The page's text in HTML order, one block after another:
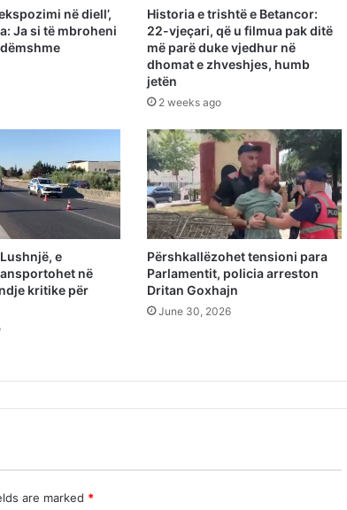
në diell’,
Ja si të mbroheni
Historia e trishtë e Betancor:
22-vjeçari, që u filmua pak ditë
më parë duke vjedhur në
dhomat e zhveshjes, humb
jetën
2 weeks ago
e
në
kritike për
Përshkallëzohet tensioni para
Parlamentit, policia arreston
Dritan Goxhajn
June 30, 2026
are marked *